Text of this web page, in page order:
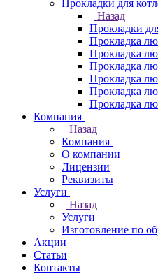
Прокладки для
Назад
Прокладки
Прокладка
Прокладка
Прокладка
Прокладка
Прокладка
Прокладка
Компания
Назад
Компания
О компании
Лицензии
Реквизиты
Услуги
Назад
Услуги
Изготовление по
Акции
Статьи
Контакты